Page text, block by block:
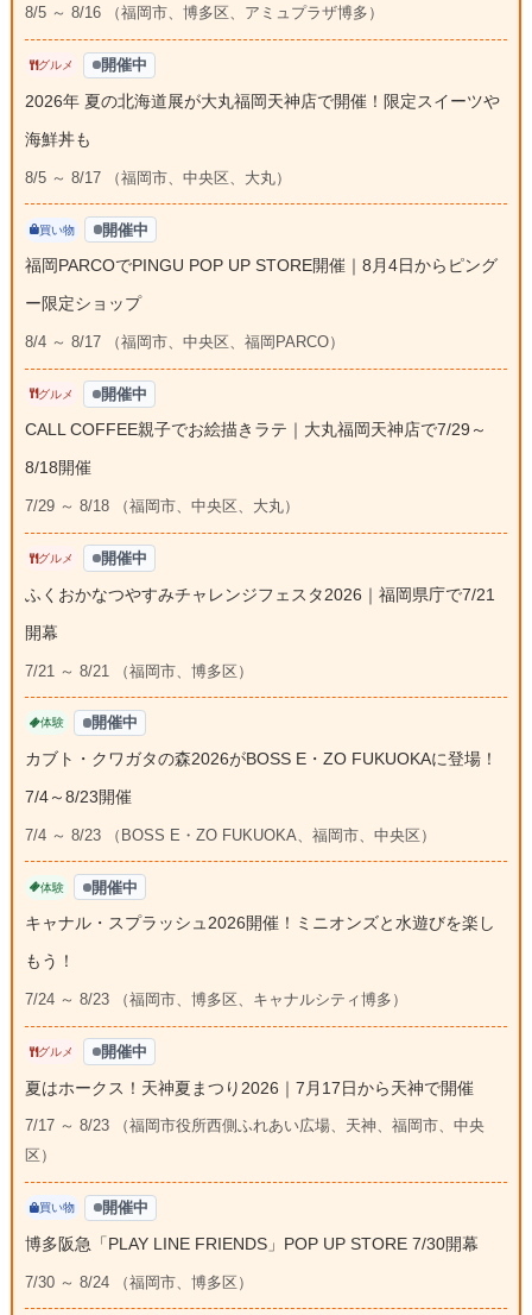
8/5 ～ 8/16 （福岡市、博多区、アミュプラザ博多）
グルメ 開催中
2026年 夏の北海道展が大丸福岡天神店で開催！限定スイーツや
海鮮丼も
8/5 ～ 8/17 （福岡市、中央区、大丸）
買い物 開催中
福岡PARCOでPINGU POP UP STORE開催｜8月4日からピング
ー限定ショップ
8/4 ～ 8/17 （福岡市、中央区、福岡PARCO）
グルメ 開催中
CALL COFFEE親子でお絵描きラテ｜大丸福岡天神店で7/29～
8/18開催
7/29 ～ 8/18 （福岡市、中央区、大丸）
グルメ 開催中
ふくおかなつやすみチャレンジフェスタ2026｜福岡県庁で7/21
開幕
7/21 ～ 8/21 （福岡市、博多区）
体験 開催中
カブト・クワガタの森2026がBOSS E・ZO FUKUOKAに登場！
7/4～8/23開催
7/4 ～ 8/23 （BOSS E・ZO FUKUOKA、福岡市、中央区）
体験 開催中
キャナル・スプラッシュ2026開催！ミニオンズと水遊びを楽し
もう！
7/24 ～ 8/23 （福岡市、博多区、キャナルシティ博多）
グルメ 開催中
夏はホークス！天神夏まつり2026｜7月17日から天神で開催
7/17 ～ 8/23 （福岡市役所西側ふれあい広場、天神、福岡市、中央
区）
買い物 開催中
博多阪急「PLAY LINE FRIENDS」POP UP STORE 7/30開幕
7/30 ～ 8/24 （福岡市、博多区）